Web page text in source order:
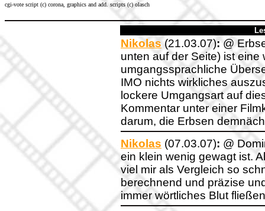
cgi-vote script (c) corona, graphics and add. scripts (c) olasch
Nikolas(21.03.07):@
unten auf der Seite) ist
umgangssprachliche
IMO nichts wirkliches
lockere Umgangsart auf
Kommentar unter einer
darum, die Erbsen
Nikolas (07.03.07): @
ein klein wenig gewagt ist.
viel mir als Vergleich so
berechnend und präzise
immer wörtliches Blut